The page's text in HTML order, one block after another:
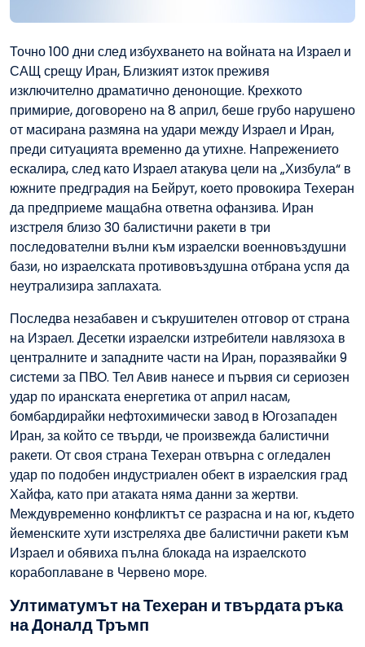
Точно 100 дни след избухването на войната на Израел и
САЩ срещу Иран, Близкият изток преживя
изключително драматично денонощие. Крехкото
примирие, договорено на 8 април, беше грубо нарушено
от масирана размяна на удари между Израел и Иран,
преди ситуацията временно да утихне. Напрежението
ескалира, след като Израел атакува цели на „Хизбула“ в
южните предградия на Бейрут, което провокира Техеран
да предприеме мащабна ответна офанзива. Иран
изстреля близо 30 балистични ракети в три
последователни вълни към израелски военновъздушни
бази, но израелската противовъздушна отбрана успя да
неутрализира заплахата.
Последва незабавен и съкрушителен отговор от страна
на Израел. Десетки израелски изтребители навлязоха в
централните и западните части на Иран, поразявайки 9
системи за ПВО. Тел Авив нанесе и първия си сериозен
удар по иранската енергетика от април насам,
бомбардирайки нефтохимически завод в Югозападен
Иран, за който се твърди, че произвежда балистични
ракети. От своя страна Техеран отвърна с огледален
удар по подобен индустриален обект в израелския град
Хайфа, като при атаката няма данни за жертви.
Междувременно конфликтът се разрасна и на юг, където
йеменските хути изстреляха две балистични ракети към
Израел и обявиха пълна блокада на израелското
корабоплаване в Червено море.
Ултиматумът на Техеран и твърдата ръка
на Доналд Тръмп